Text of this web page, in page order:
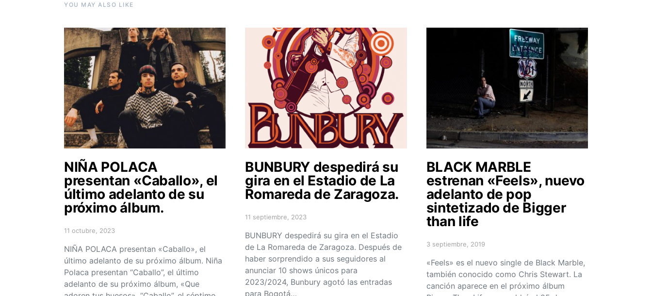
YOU MAY ALSO LIKE
NIÑA POLACA
presentan «Caballo», el
último adelanto de su
próximo álbum.
Posted on
11 octubre, 2023
NIÑA POLACA presentan «Caballo», el
último adelanto de su próximo álbum. Niña
Polaca presentan “Caballo”, el último
adelanto de su próximo álbum, «Que
BUNBURY despedirá su
gira en el Estadio de La
Romareda de Zaragoza.
Posted on
11 septiembre, 2023
BUNBURY despedirá su gira en el Estadio
de La Romareda de Zaragoza. Después de
haber sorprendido a sus seguidores al
anunciar 10 shows únicos para
2023/2024, Bunbury agotó las entradas
para Bogotá…
BLACK MARBLE
estrenan «Feels», nuevo
adelanto de pop
sintetizado de Bigger
than life
Posted on
3 septiembre, 2019
«Feels» es el nuevo single de Black Marble,
también conocido como Chris Stewart. La
canción aparece en el próximo álbum